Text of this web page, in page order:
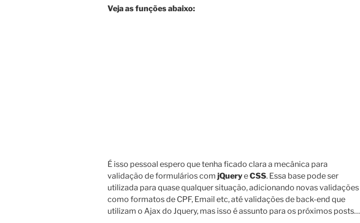
Veja as funções abaixo:
É isso pessoal espero que tenha ficado clara a mecânica para
validação de formulários com jQueryeCSS. Essa base pode ser
utilizada para quase qualquer situação, adicionando novas validações
como formatos de CPF, Email etc, até validações de back-end que
utilizam o Ajax do Jquery, mas isso é assunto para os próximos posts…